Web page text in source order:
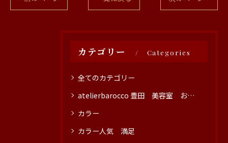
カテゴリー Categories
全てのカテゴリー
atelierbarocco 豊田 美容室 おすすめ
カラー
カラー人気 満足